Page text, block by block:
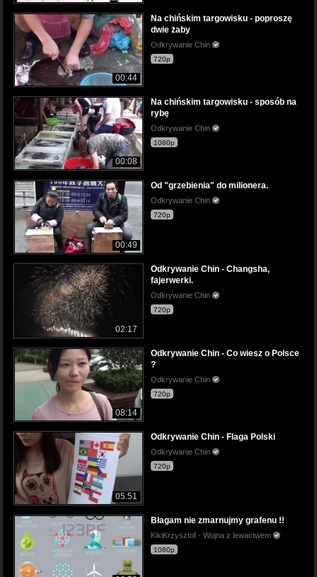
00:44
Na chińskim targowisku - poproszę
dwie żaby
Odkrywanie Chin
720p
00:08
Na chińskim targowisku - sposób na
rybę
Odkrywanie Chin
1080p
00:49
Od "grzebienia" do milionera.
Odkrywanie Chin
720p
02:17
Odkrywanie Chin - Changsha,
fajerwerki.
Odkrywanie Chin
720p
08:14
Odkrywanie Chin - Co wiesz o Polsce
?
Odkrywanie Chin
720p
05:51
Odkrywanie Chin - Flaga Polski
Odkrywanie Chin
720p
Błagam nie zmarnujmy grafenu !!
KikiKrzysztof - Wojna z lewactwem
1080p